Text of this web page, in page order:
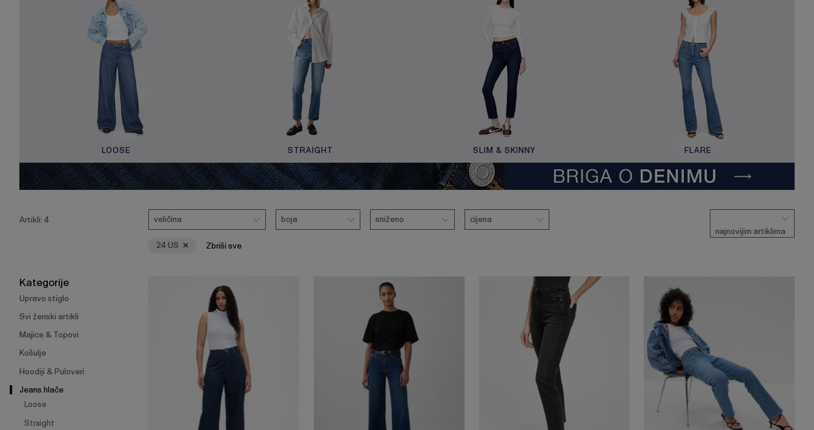
LOOSE STRAIGHT SLIM & SKINNY FLARE
tipku
izbornika.
Artikli: 4
Veličina
veličina
Boja
boja
Sniženo
sniženo
Cijena
cijena
najnovijim artiklima
24 US
Zbriši sve
Kategorije
Upravo stiglo
Svi ženski artikli
Majice & Topovi
Košulje
Hoodiji & Puloveri
Jeans hlače
Loose
Straight